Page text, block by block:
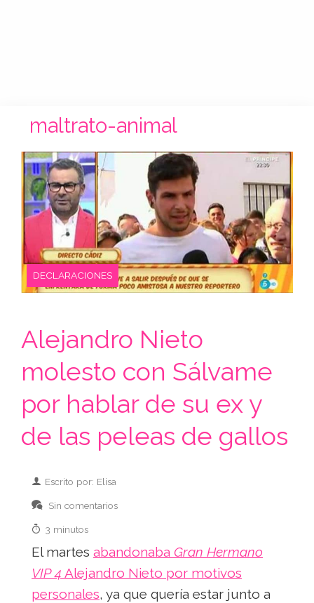
maltrato-animal
DECLARACIONES
Alejandro Nieto
molesto con Sálvame
por hablar de su ex y
de las peleas de gallos
Escrito por: Elisa
Sin comentarios
3 minutos
El martes abandonaba Gran Hermano
VIP 4 Alejandro Nieto por motivos
personales, ya que quería estar junto a